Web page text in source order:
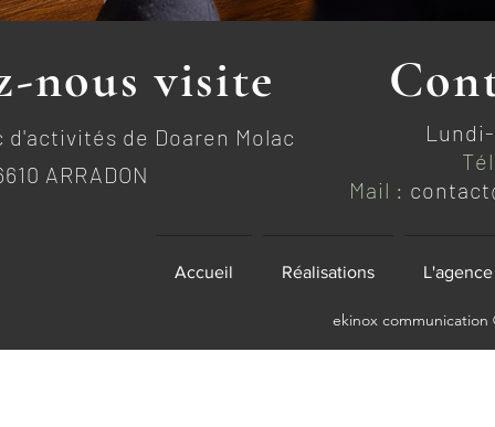
nous visite
d'activités de Doaren Molac
ARRADON
Mail :
Accueil Réalisations L'agence
ekinox communication